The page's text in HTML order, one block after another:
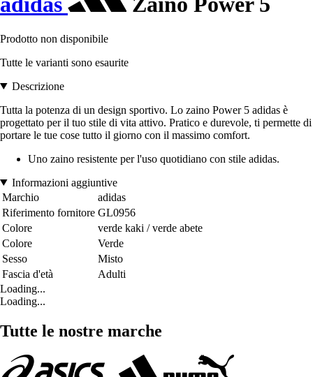
Prodotto non disponibile
Tutte le varianti sono esaurite
Descrizione
Tutta la potenza di un design sportivo. Lo zaino Power 5 adidas è
progettato per il tuo stile di vita attivo. Pratico e durevole, ti permette di
portare le tue cose tutto il giorno con il massimo comfort.
Uno zaino resistente per l'uso quotidiano con stile adidas.
Informazioni aggiuntive
Marchio
adidas
Riferimento fornitore GL0956
Colore
verde kaki / verde abete
Colore
Verde
Sesso
Misto
Fascia d'età
Adulti
Loading...
Loading...
Tutte le nostre marche